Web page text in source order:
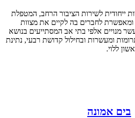
ייחודית לשירות הציבור הרחב, המטפלת
לחברים בה לקיים את מצוות
מנויים אלפי בתי אב המסתייעים בנושא
ומעשרות ובחילול קדושת רבעי, נתינת
ללוי.
בים אמונה